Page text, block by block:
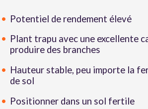
Potentiel de rendement élevé
Plant trapu avec une excellente
produire des branches
Hauteur stable, peu importe la
de sol
Positionner dans un sol fertile